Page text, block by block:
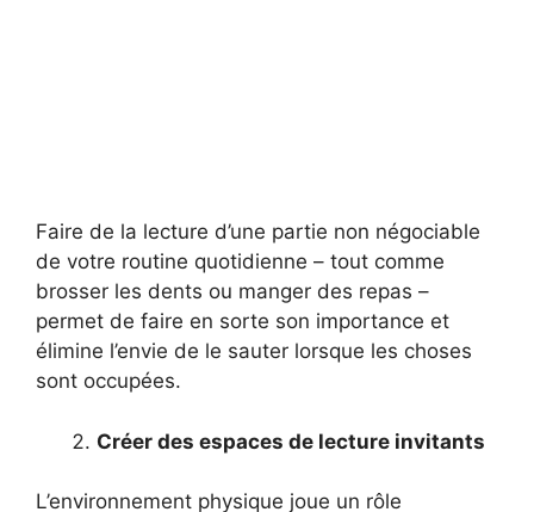
Faire de la lecture d’une partie non négociable
de votre routine quotidienne – tout comme
brosser les dents ou manger des repas –
permet de faire en sorte son importance et
élimine l’envie de le sauter lorsque les choses
sont occupées.
Créer des espaces de lecture invitants
L’environnement physique joue un rôle